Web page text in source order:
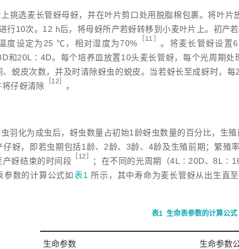
挑选麦长管蚜母蚜，并在叶片剪口处用脱脂棉包裹。将叶片
行10次。12 h后，将母蚜所产若蚜转移到小麦叶片上。初产
度设定为25 ℃，相对湿度为70% ［11］ 。将麦长管蚜设置
20L∶4D。每个培养皿放置10头麦长管蚜，每个光周期处
蜕皮次数，并及时清除蚜虫的蜕皮。当若蚜长至成蚜时，
将仔蚜清除 ［12］ 。
羽化为成虫后，蚜虫数量占初始1龄蚜虫数量的百分比，生
仔蚜，即若虫期包括1龄、2龄、3龄、4龄及生殖前期；繁殖
蚜结束的时间段 ［12］
；在不同的光周期（4L∶20D、
参数的计算公式如表1 所示，其中寿命为麦长管蚜从出生直
表1 生命表参数的计算公式
生命参数 生命参数